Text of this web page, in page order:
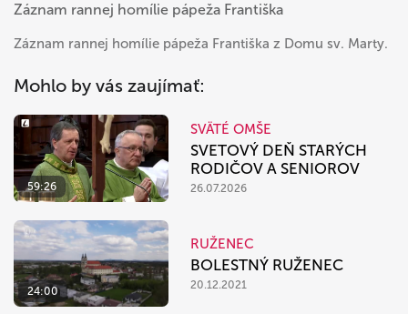
Záznam rannej homílie pápeža Františka
Záznam rannej homílie pápeža Františka z Domu sv. Marty.
Mohlo by vás zaujímať:
59:26
SVÄTÉ OMŠE
SVETOVÝ DEŇ STARÝCH
RODIČOV A SENIOROV
26.07.2026
24:00
RUŽENEC
BOLESTNÝ RUŽENEC
20.12.2021